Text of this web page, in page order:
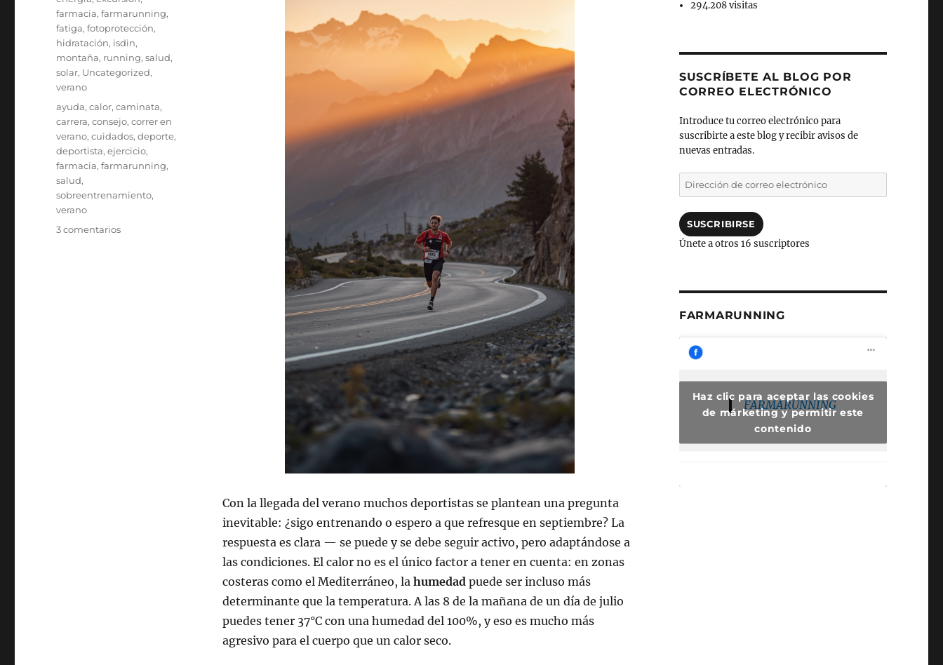
Con la llegada del verano muchos deportistas se plantean una pregunta
inevitable: ¿sigo entrenando o espero a que refresque en septiembre? La
respuesta es clara — se puede y se debe seguir activo, pero adaptándose a
las condiciones. El calor no es el único factor a tener en cuenta: en zonas
costeras como el Mediterráneo, la humedadpuede ser incluso más
determinante que la temperatura. A las 8 de la mañana de un día de julio
puedes tener 37°C con una humedad del 100%, y eso es mucho más
agresivo para el cuerpo que un calor seco.
farmacia,farmarunning,
fatiga,fotoprotección,
hidratación, isdin,
montaña, running,salud,
solar, Uncategorized,
verano
Etiquetas
ayuda,calor,caminata,
carrera,consejo,correr en
verano,cuidados,deporte,
deportista,ejercicio,
farmacia,farmarunning,
salud,
sobreentrenamiento,
verano
3 comentariosen
294.208 visitas
SUSCRÍBETE AL BLOG POR
CORREO ELECTRÓNICO
Introduce tu correo electrónico para
suscribirte a este blog y recibir avisos de
nuevas entradas.
Dirección
de
electrónico
SUSCRIBIRSE
Únete a otros 16 suscriptores
FARMARUNNING
FARMARUNNING
Haz clic para aceptar las cookies
de márketing y permitir este
contenido